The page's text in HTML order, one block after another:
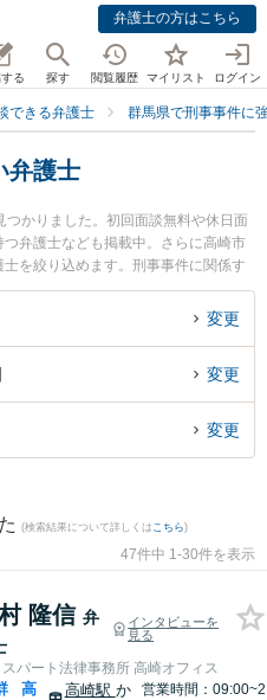
弁護士の方はこちら
る 探す 閲覧履歴 マイリスト ログイン
できる弁護士 群馬県で刑事事件に
弁護士
かりました。初回面談無料や休日面
弁護士なども掲載中。さらに高崎市
を絞り込めます。刑事事件に関係す
の細かな分野での絞り込み検索もで
高崎オフィスの今村 隆信弁護士やき
裁判のトラブルを今すぐに弁護士に
実績豊富な近くの弁護士を検索した
できる群馬県内の弁護士に相談予約
変更
変更
変更
(検索結果について詳しくは こちら)
47件中 1-30件を表示
隆信 弁
インタビューを
見る
スパート法律事務所 高崎オフィス
高
高崎駅 か
営業時間：09:00~2